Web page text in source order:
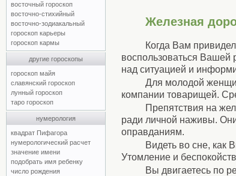
восточный гороскоп
восточно-стихийный
восточно-зодиакальный
гороскоп карьеры
гороскоп кармы
другие гороскопы
гороскоп майя
славянский гороскоп
лунный гороскоп
таро гороскоп
нумерология
квадрат Пифагора
нумерологический расчет
значение имени
подобрать имя ребенку
число рождения
Железная
Когда Вам
воспользоваться Вашей
над ситуацией и
Для молодой
компании товарищей.
Препятствия на
ради личной наживы.
оправданиям.
Видеть во сне, как
Утомление и
Вы двигаетесь по